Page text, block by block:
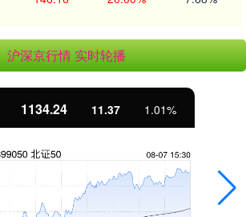
沪深京行情 实时轮播
1134.24 11.37 1.01%